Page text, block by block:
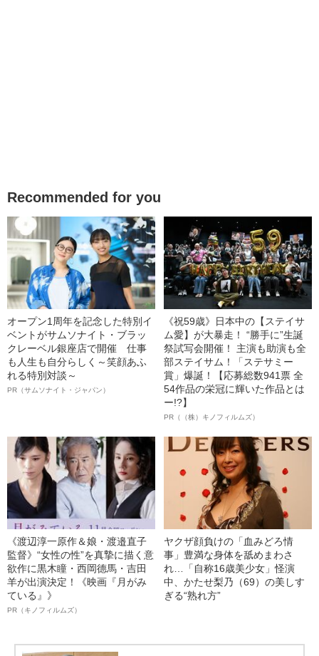
Recommended for you
オープン1周年を記念した特別イ
ベントがサムソナイト・ブラッ
クレーベル銀座店で開催 仕事
も人生も自分らしく～笑顔あふ
れる特別対談～
PR（サムソナイト・ジャパン）
《祝59歳》日本中の【ステイサ
ム愛】が大暴走！ “勝手に”生誕
祭試写会開催！ 主演も助演も全
部ステイサム！「ステサミー
賞」爆誕！【応募総数941票 全
54作品の栄冠に輝いた作品とは
ー!?】
PR（（株）キノフィルムズ）
《渡辺淳一原作＆娘・渡邉直子
監督》“女性の性”を真摯に描く意
欲作に黒木瞳・西岡德馬・吉田
羊が出演決定！《映画『月がみ
ている』》
PR（キノフィルムズ）
ヤクザ顔負けの「血みどろ情
事」豊満な身体を舐めまわさ
れ…「自称16歳美少女」怪演
中、かたせ梨乃（69）の美しす
ぎる“熟れ方”